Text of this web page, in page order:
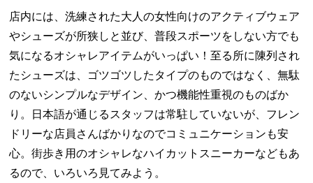
店内には、洗練された大人の女性向けのアクティブウェア
やシューズが所狭しと並び、普段スポーツをしない方でも
気になるオシャレアイテムがいっぱい！至る所に陳列され
たシューズは、ゴツゴツしたタイプのものではなく、無駄
のないシンプルなデザイン、かつ機能性重視のものばか
り。日本語が通じるスタッフは常駐していないが、フレン
ドリーな店員さんばかりなのでコミュニケーションも安
心。街歩き用のオシャレなハイカットスニーカーなどもあ
るので、いろいろ見てみよう。